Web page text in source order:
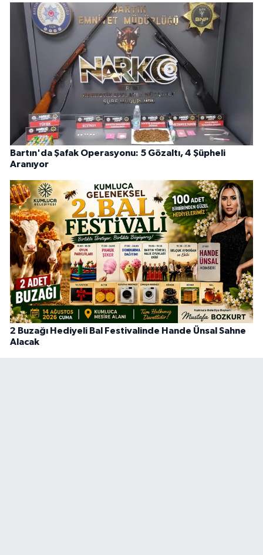
Bartın'da Şafak Operasyonu: 5 Gözaltı, 4 Şüpheli
Aranıyor
2 Buzağı Hediyeli Bal Festivalinde Hande Ünsal Sahne
Alacak